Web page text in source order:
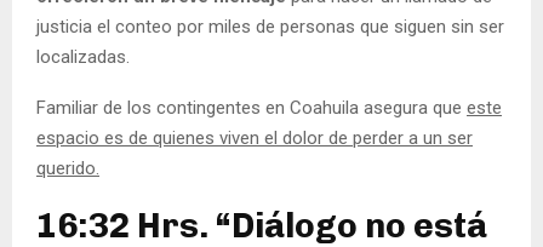
justicia el conteo por miles de personas que siguen sin ser
localizadas.
Familiar de los contingentes en Coahuila asegura que este
espacio es de quienes viven el dolor de perder a un ser
querido.
16:32 Hrs. “Diálogo no está